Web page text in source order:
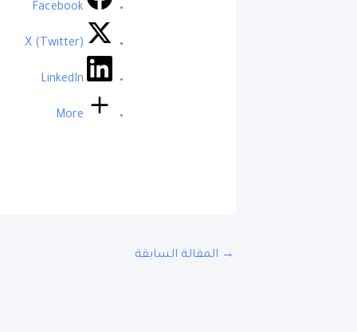
Facebook
X (Twitter)
LinkedIn
More
→ المقالة السابقة